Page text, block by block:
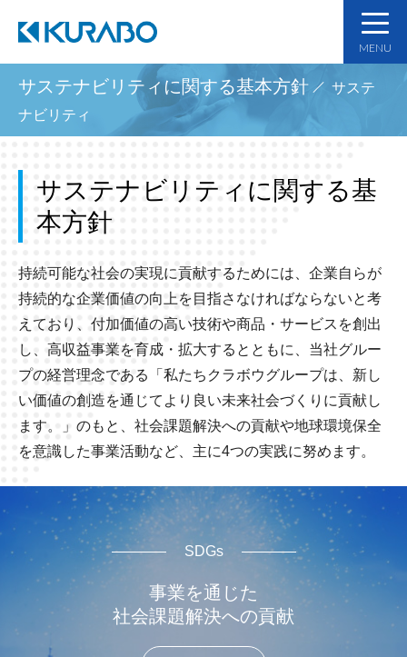
MENU
サステナビリティに関する基本方針
サステ
ナビリティ
サステナビリティに関する基
本方針
持続可能な社会の実現に貢献するためには、企業自らが
持続的な企業価値の向上を目指さなければならないと考
えており、付加価値の高い技術や商品・サービスを創出
し、高収益事業を育成・拡大するとともに、当社グルー
プの経営理念である「私たちクラボウグループは、新し
い価値の創造を通じてより良い未来社会づくりに貢献し
ます。」のもと、社会課題解決への貢献や地球環境保全
を意識した事業活動など、主に4つの実践に努めます。
SDGs
事業を通じた
社会課題解決への貢献